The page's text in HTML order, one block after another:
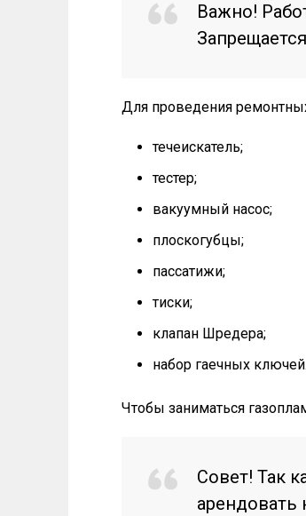
Важно!
Для проведения
течеискатель;
тестер;
вакуумный насос;
плоскогубцы;
пассатижи;
тиски;
клапан Шредера;
набор гаечных ключей.
Чтобы заниматься
Совет! Так
арендовать